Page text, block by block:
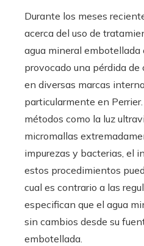
Durante los meses
acerca del uso de
agua mineral embotellada
provocado una pérdida
en diversas marcas
particularmente en
métodos como la luz
micromallas
impurezas y bacterias, el
estos procedimientos
cual es contrario a las
especifican que el agua
sin cambios desde su
embotellada.